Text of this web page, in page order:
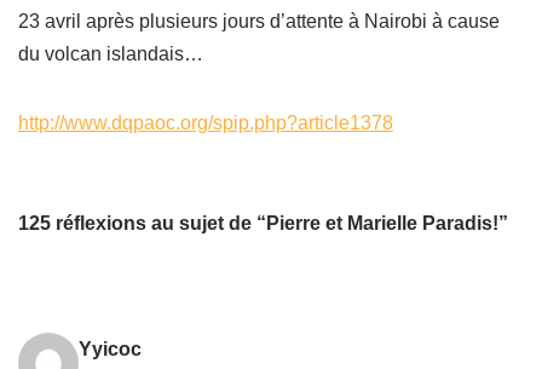
23 avril après plusieurs jours d’attente à Nairobi à cause
du volcan islandais…
http://www.dqpaoc.org/spip.php?article1378
125 réflexions au sujet de “Pierre et Marielle Paradis!”
Yyicoc